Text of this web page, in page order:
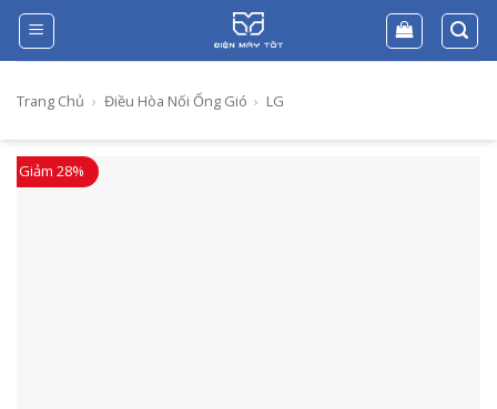
Skip
content
Trang Chủ › Điều Hòa Nối Ống Gió › LG
Giảm 28%